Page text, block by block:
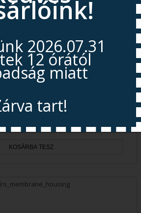
Csővezeték, 3/8 PE
390 Ft
2026.07.31
12 órától
miatt
tart!
2026.08.11